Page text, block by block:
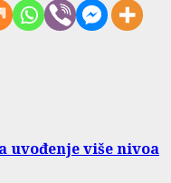
uvođenje više nivoa